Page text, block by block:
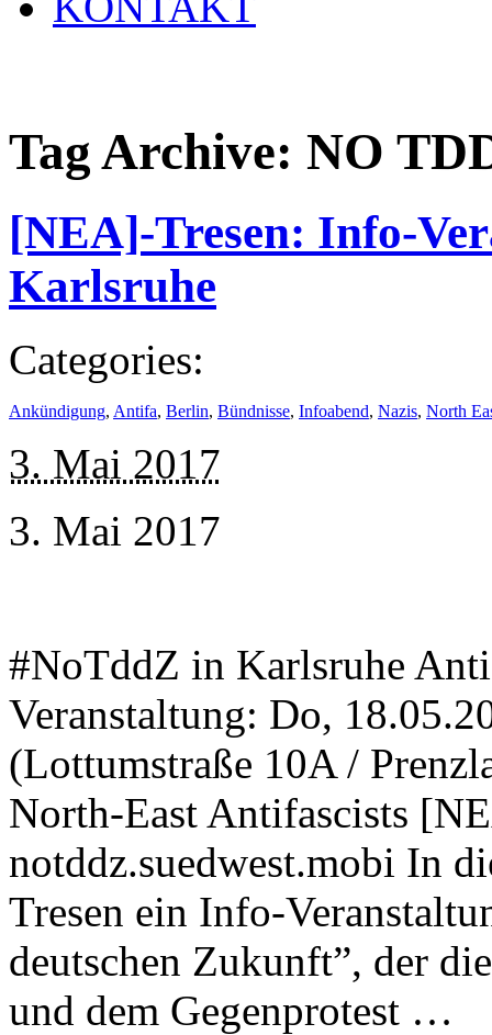
Tag Archive: NO
[NEA]-Tresen: Info-
Karlsruhe
Categories:
Ankündigung, Antifa, Berlin, Bündnisse, Infoabend, Nazis, North
3. Mai 2017
3. Mai 2017
#NoTddZ in Karlsruhe
Veranstaltung: Do,
(Lottumstraße 10A /
North-East Antifascists
notddz.suedwest.mobi In
Tresen ein Info-
deutschen Zukunft”, der
und dem Gegenprotest …